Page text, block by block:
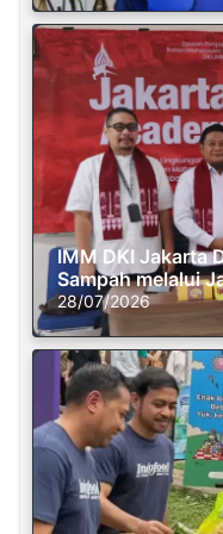
IMM DKI Jakarta
Sampah melalui
28/07/2026